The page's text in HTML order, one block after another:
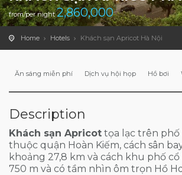
from/per night2,860,000
Home Hotels Khách sạn Apricot Hà Nội
Ăn sáng miễn phí Dịch vụ hội họp Hồ bơi
Description
Khách sạn Apricot tọa lạc trên phố
thuộc quận Hoàn Kiếm, cách sân
khoảng 27,8 km và cách khu phố cổ
750 m và có tầm nhìn ôm trọn Hồ